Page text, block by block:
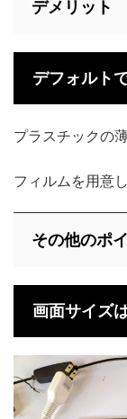
デメリット
デフォルト
プラスチックの
フィルムを用意
その他のポ
画面サイズ